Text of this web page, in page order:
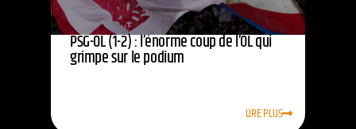
PSG-OL (1-2) : l’énorme coup de l’OL qui
grimpe sur le podium
LIRE PLUS